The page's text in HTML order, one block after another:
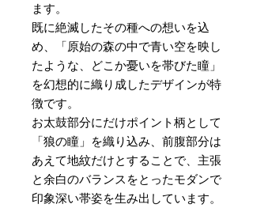
ます。
既に絶滅したその種への想いを込
め、「原始の森の中で青い空を映し
たような、どこか憂いを帯びた瞳」
を幻想的に織り成したデザインが特
徴です。
お太鼓部分にだけポイント柄として
「狼の瞳」を織り込み、前腹部分は
あえて地紋だけとすることで、主張
と余白のバランスをとったモダンで
印象深い帯姿を生み出しています。